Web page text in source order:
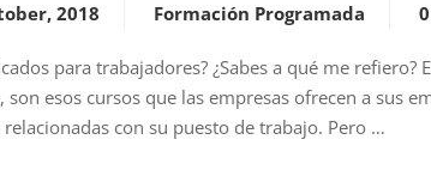
2018 Formación Programada
para trabajadores? ¿Sabes a qué me refiero?
esos cursos que las empresas ofrecen a sus
con su puesto de trabajo. Pero …